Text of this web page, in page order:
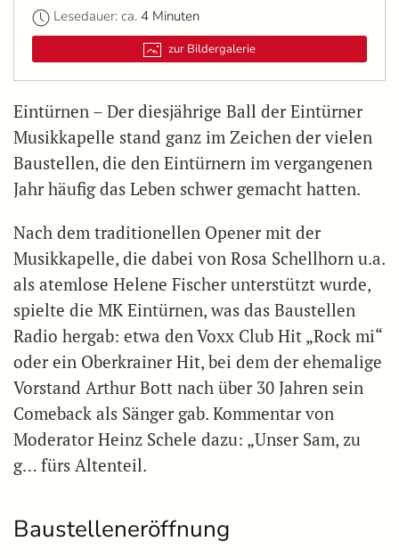
Lesedauer: ca. 4 Minuten
zur Bildergalerie
Eintürnen – Der diesjährige Ball der Eintürner
Musikkapelle stand ganz im Zeichen der vielen
Baustellen, die den Eintürnern im vergangenen
Jahr häufig das Leben schwer gemacht hatten.
Nach dem traditionellen Opener mit der
Musikkapelle, die dabei von Rosa Schellhorn u.a.
als atemlose Helene Fischer unterstützt wurde,
spielte die MK Eintürnen, was das Baustellen
Radio hergab: etwa den Voxx Club Hit „Rock mi“
oder ein Oberkrainer Hit, bei dem der ehemalige
Vorstand Arthur Bott nach über 30 Jahren sein
Comeback als Sänger gab. Kommentar von
Moderator Heinz Schele dazu: „Unser Sam, zu
g… fürs Altenteil.
Baustelleneröffnung